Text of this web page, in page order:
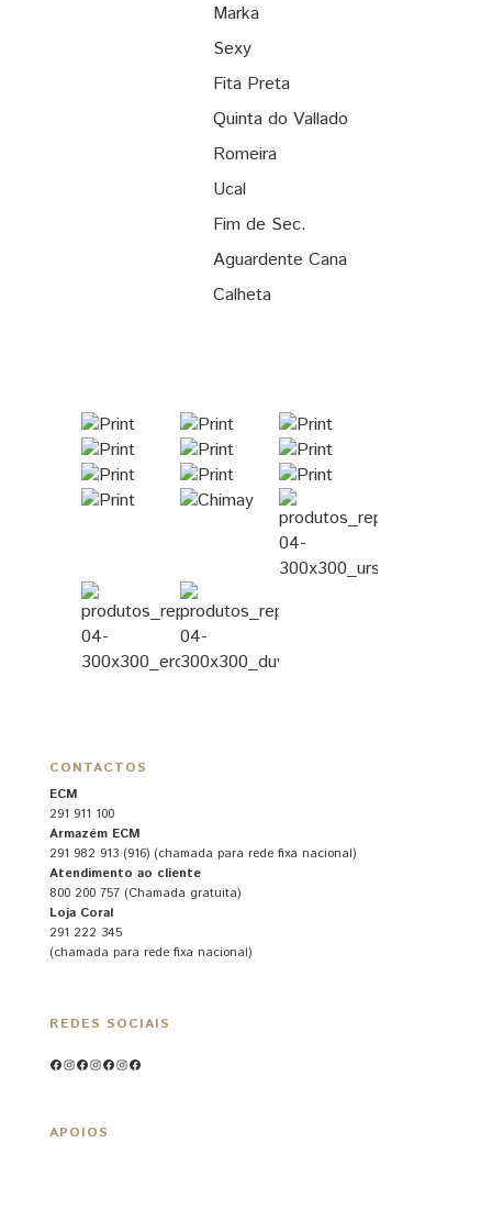
Marka
Sexy
Fita Preta
Quinta do Vallado
Romeira
Ucal
Fim de Sec.
Aguardente Cana
Calheta
CONTACTOS
ECM
291 911 100
Armazém ECM
291 982 913 (916) (chamada para rede fixa nacional)
Atendimento ao cliente
800 200 757 (Chamada gratuita)
Loja Coral
291 222 345
(chamada para rede fixa nacional)
REDES SOCIAIS
Facebook
Instagram
Facebook
Instagram
Facebook
Instagram
Facebook
APOIOS